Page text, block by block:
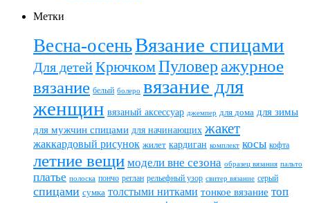
Метки
Весна-осеньВязание спицами
Для детейКрючкомПуловер ажурное
вязание белый болеро вязание для
женщин вязаный аксессуар джемпер для дома для зимы
для мужчин спицами для начинающих жакет
жаккардовый рисунок жилет кардиган комплект косы кофта
летние вещи модели вне сезона образец вязания пальто
платье полоска пончо реглан рельефный узор свитер вязание серый
спицами сумка толстыми нитками тонкое вязание топ